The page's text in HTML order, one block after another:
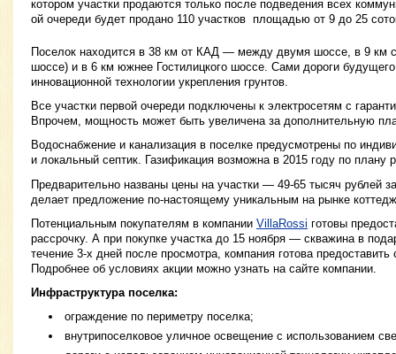
котором участки продаются только после подведения всех
ой очереди будет продано 110 участков площадью от 9 до 25
Поселок находится в 38 км от КАД — между двумя шоссе, в 9 км
шоссе) и в 6 км южнее Гостилицкого шоссе. Сами дороги
инновационной технологии укрепления грунтов.
Все участки первой очереди подключены к электросетям с
Впрочем, мощность может быть увеличена за дополнительную
Водоснабжение и канализация в поселке предусмотрены по
и локальный септик. Газификация возможна в 2015 году по плану
Предварительно названы цены на участки — 49-65 тысяч рублей
делает предложение по-настоящему уникальным на рынке
Потенциальным покупателям в компании VillaRossi готовы
рассрочку. А при покупке участка до 15 ноября — скважина в
течение 3-х дней после просмотра, компания готова
Подробнее об условиях акции можно узнать на сайте компании.
Инфраструктура поселка:
ограждение по периметру поселка;
внутрипоселковое уличное освещение с использованием